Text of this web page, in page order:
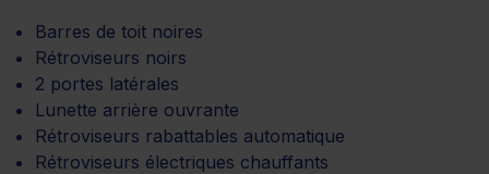
Barres de toit noires
Rétroviseurs noirs
2 portes latérales
Lunette arrière ouvrante
Rétroviseurs rabattables automatique
Rétroviseurs électriques chauffants